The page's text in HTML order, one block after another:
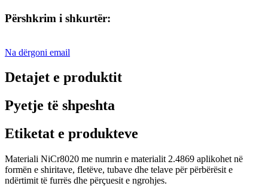
Përshkrim i shkurtër:
Na dërgoni email
Detajet e produktit
Pyetje të shpeshta
Etiketat e produkteve
Materiali NiCr8020 me numrin e materialit 2.4869 aplikohet në
formën e shiritave, fletëve, tubave dhe telave për përbërësit e
ndërtimit të furrës dhe përçuesit e ngrohjes.